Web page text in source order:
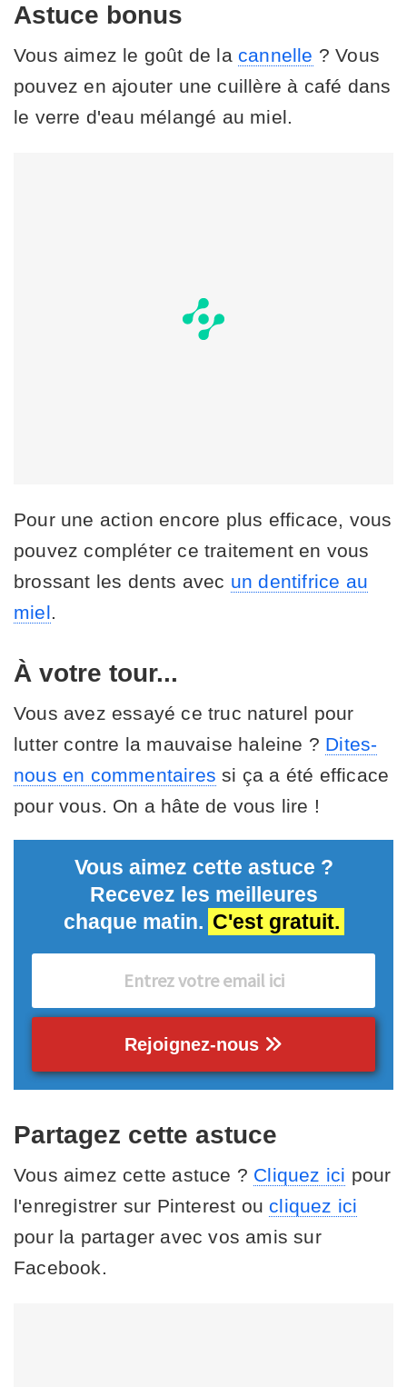
Astuce bonus
Vous aimez le goût de la cannelle ? Vous
pouvez en ajouter une cuillère à café dans
le verre d'eau mélangé au miel.
Pour une action encore plus efficace, vous
pouvez compléter ce traitement en vous
brossant les dents avec un dentifrice au
miel.
À votre tour...
Vous avez essayé ce truc naturel pour
lutter contre la mauvaise haleine ? Dites-
nous en commentaires si ça a été efficace
pour vous. On a hâte de vous lire !
Vous aimez cette astuce ?
Recevez les meilleures
chaque matin. C'est gratuit.
Rejoignez-nous
Partagez cette astuce
Vous aimez cette astuce ? Cliquez ici pour
l'enregistrer sur Pinterest ou cliquez ici
pour la partager avec vos amis sur
Facebook.